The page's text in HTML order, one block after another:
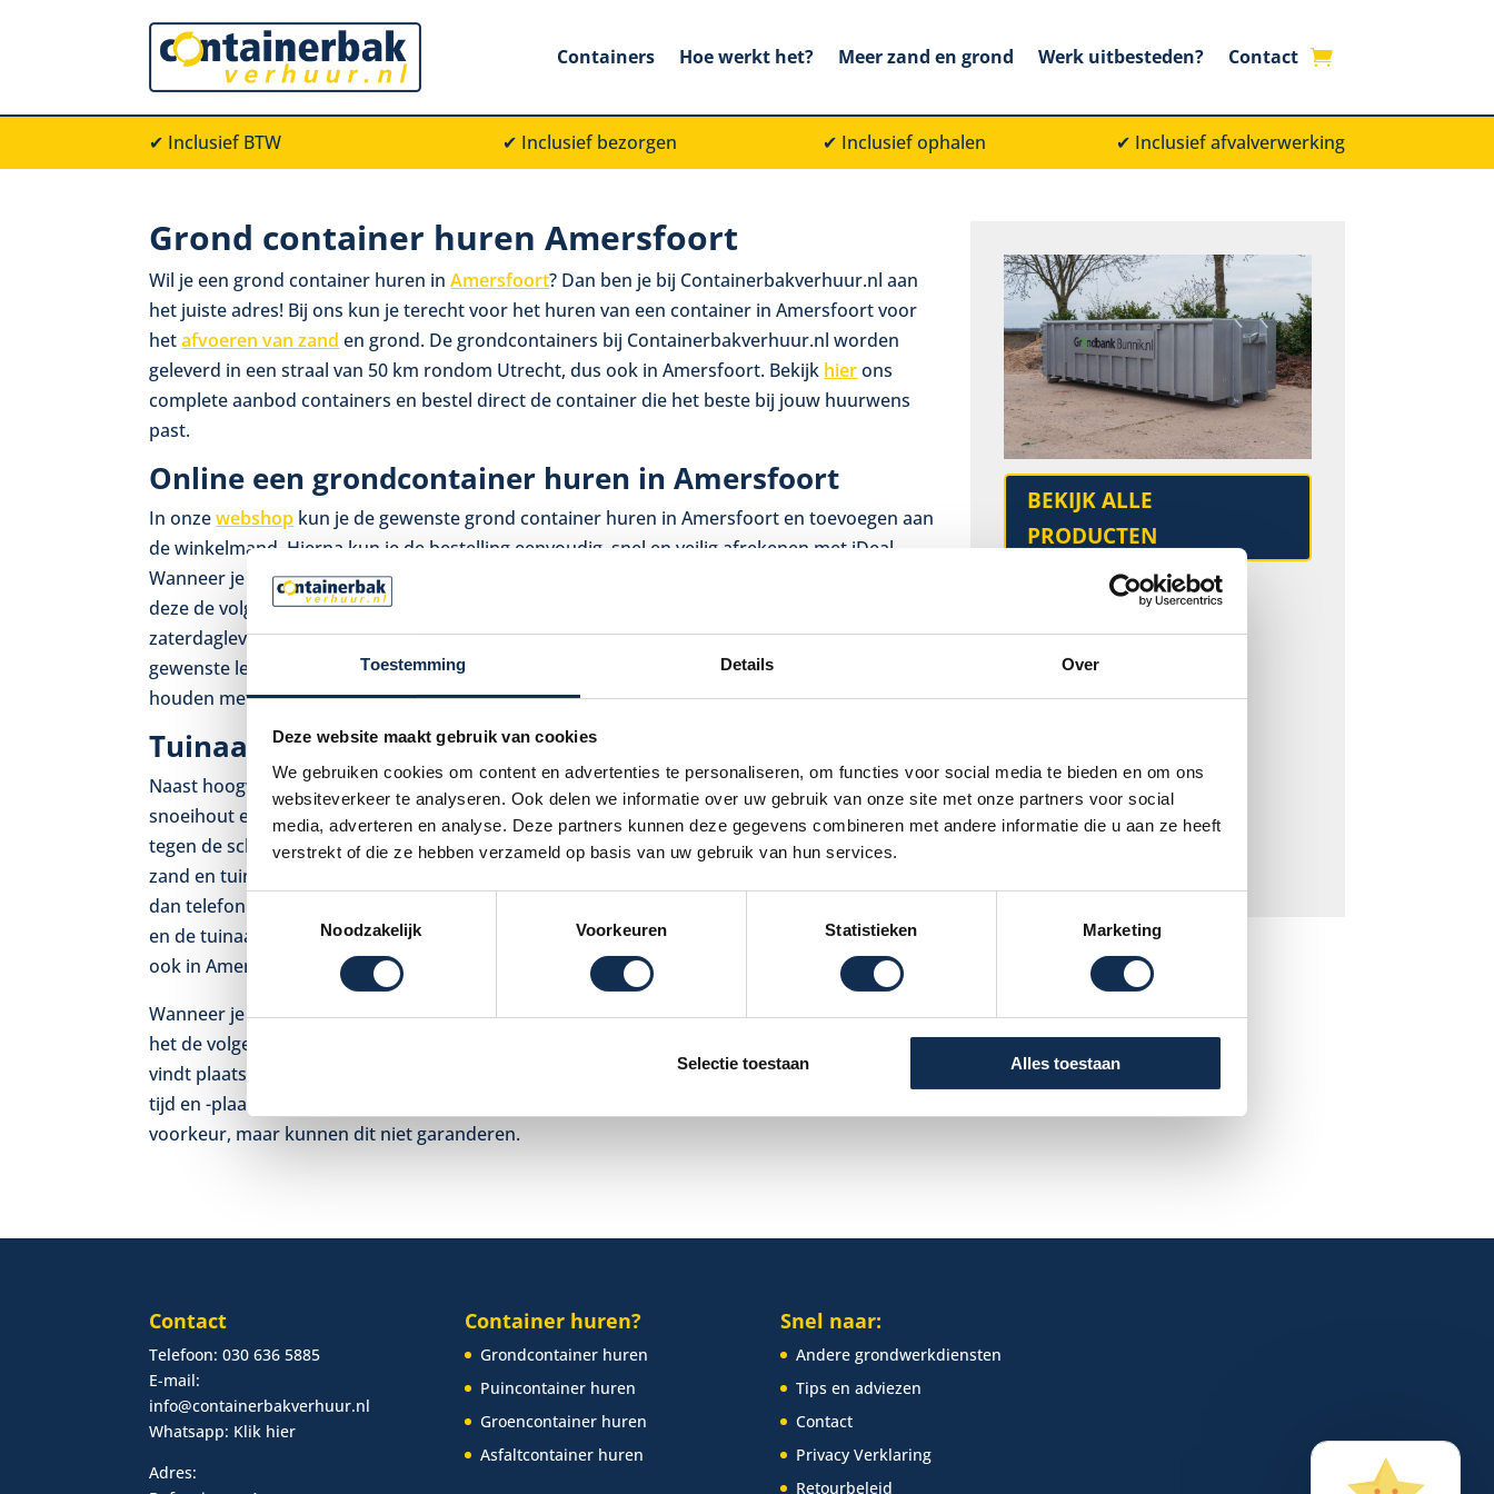
Toestemming Details Over
Deze website maakt gebruik van cookies
We gebruiken cookies om content en advertenties te personaliseren, om functies voor social media te bieden en om ons
websiteverkeer te analyseren. Ook delen we informatie over uw gebruik van onze site met onze partners voor social
media, adverteren en analyse. Deze partners kunnen deze gegevens combineren met andere informatie die u aan ze heeft
verstrekt of die ze hebben verzameld op basis van uw gebruik van hun services.
Noodzakelijk
Voorkeuren Statistieken Marketing
Selectie toestaan Alles toestaan
Containers Hoe werkt het? Meer zand en grond Werk uitbesteden? Contact
✔ Inclusief BTW ✔ Inclusief bezorgen ✔ Inclusief ophalen ✔ Inclusief afvalverwerking
Grond container huren Amersfoort
Wil je een grond container huren inAmersfoort? Dan ben je bij Containerbakverhuur.nl aan
het juiste adres! Bij ons kun je terecht voor het huren van een container in Amersfoort voor
hetafvoeren van zand en grond. De grondcontainers bij Containerbakverhuur.nl worden
geleverd in een straal van 50 km rondom Utrecht, dus ook in Amersfoort. Bekijk hierons
complete aanbod containers en bestel direct de container die het beste bij jouw huurwens
past.
Online een grondcontainer huren in Amersfoort
In onzewebshop kun je de gewenste grond container huren in Amersfoort en toevoegen aan
de winkelmand. Hierna kun je de bestelling eenvoudig, snel en veilig afrekenen met iDeal.
Wanneer je een container op werkdagen voor 14.00 uur hebt besteld en betaald, dan kan
deze de volgende dag tussen 07.00 uur en 16.00 uur al geleverd worden in Amersfoort. De
zaterdaglevering vindt plaats tussen 07.00 uur en 12.00 uur. Geef bij je bestelling de
gewenste leverdatum, -tijd en -plaats aan. Wij proberen dan zo veel mogelijk rekening te
houden met je voorkeur, maar wij kunnen dit niet garanderen.
Tuinaarde en zand los gestort Amersfoort
Naast hoogwaardige containers voor het afvoeren van zand, grond, puin, groenafval,
snoeihout en asfalt, kun je bij Containerbakverhuur.nl ook terecht voor
tuinaarde en
tegen de scherpste tarieven in Amersfoort. Via onze webshop zijn een aantal hoeveelheden
zand en tuinaarde direct te bestellen. Staat je gewenste hoeveelheid er niet tussen? Neem
dan telefonisch
en de tuinaarde worden los gestort geleverd in een straal van 50 km rondom Utrecht, dus
ook in Amersfoort.
Wanneer je zand of tuinaarde op werkdagen voor 14.00 uur besteld en betaald, dan wordt
het de volgende werkdag tussen 07.00 uur en 16.00 uur al geleverd. De zaterdaglevering
vindt plaats tussen 07.00 uur en 12.00 uur. Bij je bestelling kun je de gewenste leverdatum, -
tijd en -plaats aangeven. Wij proberen dan zo veel mogelijk rekening te houden met je
voorkeur, maar kunnen dit niet garanderen.
BEKIJK ALLE
PRODUCTEN
Kies een categorie
Grondcontainer
Groencontainer
Zand los gestort
Tuinaarde los gestort
Contact
Telefoon:030 636 5885
E-mail:
info@containerbakverhuur.nl
Whatsapp: Klik hier
Adres:
Container huren?
Grondcontainer huren
Puincontainer huren
Groencontainer huren
Asfaltcontainer huren
Snel naar:
Andere grondwerkdiensten
Tips en adviezen
Contact
Privacy Verklaring
Retourbeleid